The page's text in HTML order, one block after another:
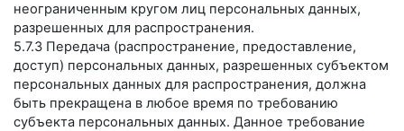
неограниченным кругом лиц персональных данных,
разрешенных для распространения.
5.7.3 Передача (распространение, предоставление,
доступ) персональных данных, разрешенных субъектом
персональных данных для распространения, должна
быть прекращена в любое время по требованию
субъекта персональных данных. Данное требование